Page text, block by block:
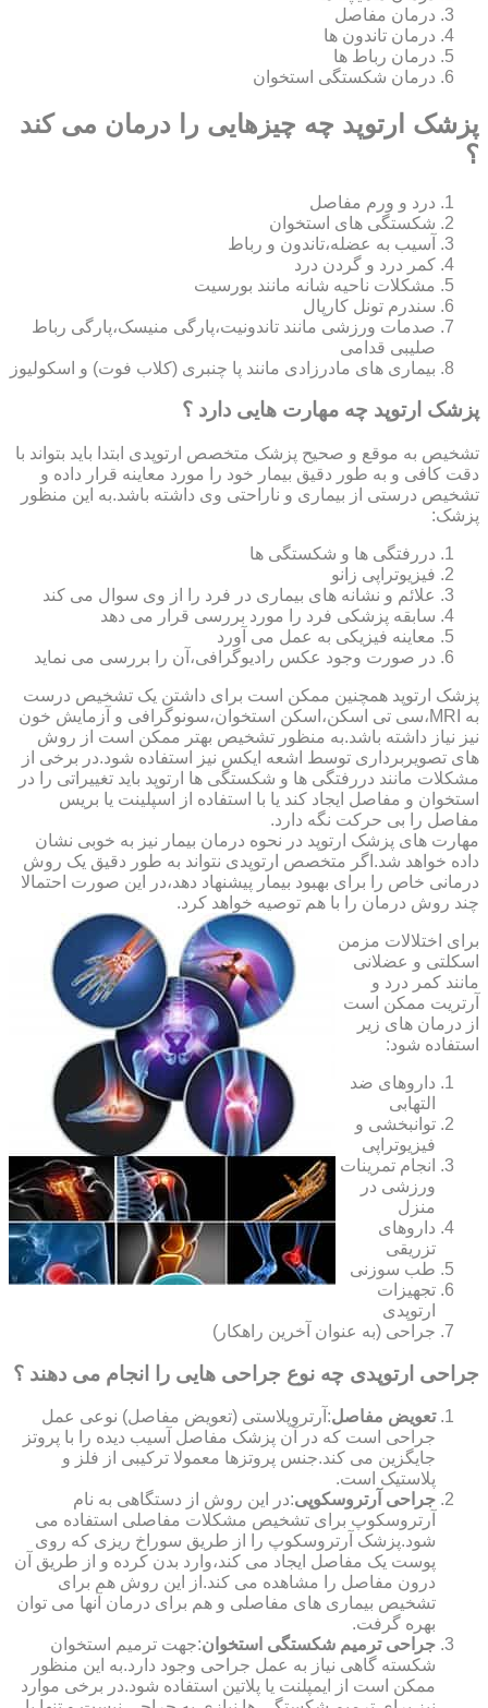
درمان مفاصل
درمان تاندون ها
درمان رباط ها
درمان شکستگی استخوان
پزشک ارتوپد چه چیزهایی را درمان می کند
؟
درد و ورم مفاصل
شکستگی های استخوان
آسیب به عضله،تاندون و رباط
کمر درد و گردن درد
مشکلات ناحیه شانه مانند بورسیت
سندرم تونل کارپال
صدمات ورزشی مانند تاندونیت،پارگی منیسک،پارگی رباط
صلیبی قدامی
بیماری های مادرزادی مانند پا چنبری (کلاب فوت) و اسکولیوز
پزشک ارتوپد چه مهارت هایی دارد ؟
تشخیص به موقع و صحیح پزشک متخصص ارتوپدی ابتدا باید بتواند با
دقت کافی و به طور دقیق بیمار خود را مورد معاینه قرار داده و
تشخیص درستی از بیماری و ناراحتی وی داشته باشد.به این منظور
پزشک:
دررفتگی ها و شکستگی ها
فیزیوتراپی زانو
علائم و نشانه های بیماری در فرد را از وی سوال می کند
سابقه پزشکی فرد را مورد بررسی قرار می دهد
معاینه فیزیکی به عمل می آورد
در صورت وجود عکس رادیوگرافی،آن را بررسی می‎ نماید
پزشک ارتوپد همچنین ممکن است برای داشتن یک تشخیص درست
به MRI،سی تی اسکن،اسکن استخوان،سونوگرافی و آزمایش خون
نیز نیاز داشته باشد.به منظور تشخیص بهتر ممکن است از روش
های تصویربرداری توسط اشعه ایکس نیز استفاده شود.در برخی از
مشکلات مانند دررفتگی ها و شکستگی ها ارتوپد باید تغییراتی را در
استخوان و مفاصل ایجاد کند یا با استفاده از اسپلینت یا بریس
مفاصل را بی حرکت نگه دارد.
مهارت های پزشک ارتوپد در نحوه درمان بیمار نیز به خوبی نشان
داده خواهد شد.اگر متخصص ارتوپدی نتواند به طور دقیق یک روش
درمانی خاص را برای بهبود بیمار پیشنهاد دهد،در این صورت احتمالا
چند روش درمان را با هم توصیه خواهد کرد.
برای اختلالات مزمن
اسکلتی و عضلانی
مانند کمر درد و
آرتریت ممکن است
از درمان های زیر
استفاده شود:
داروهای ضد
التهابی
توانبخشی و
فیزیوتراپی
انجام تمرینات
ورزشی در
منزل
داروهای
تزریقی
طب سوزنی
تجهیزات
ارتوپدی
جراحی (به عنوان آخرین راهکار)
جراحی ارتوپدی چه نوع جراحی هایی را انجام می دهند ؟
تعویض مفاصل:آرتروپلاستی (تعویض مفاصل) نوعی عمل
جراحی است که در آن پزشک مفاصل آسیب دیده را با پروتز
جایگزین می کند.جنس پروتزها معمولا ترکیبی از فلز و
پلاستیک است.
جراحی آرتروسکوپی:در این روش از دستگاهی به نام
آرتروسکوپ برای تشخیص مشکلات مفاصلی استفاده می
شود.پزشک آرتروسکوپ را از طریق سوراخ ریزی که روی
پوست یک مفاصل ایجاد می کند،وارد بدن کرده و از طریق آن
درون مفاصل را مشاهده می کند.از این روش هم برای
تشخیص بیماری های مفاصلی و هم برای درمان آنها می توان
بهره گرفت.
جراحی ترمیم شکستگی استخوان:جهت ترمیم استخوان
شکسته گاهی نیاز به عمل جراحی وجود دارد.به این منظور
ممکن است از ایمپلنت یا پلاتین استفاده شود.در برخی موارد